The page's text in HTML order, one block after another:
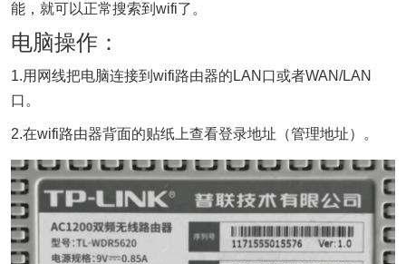
能，就可以正常搜索到wifi了。
电脑操作：
1.用网线把电脑连接到wifi路由器的LAN口或者WAN/LAN
口。
2.在wifi路由器背面的贴纸上查看登录地址（管理地址）。